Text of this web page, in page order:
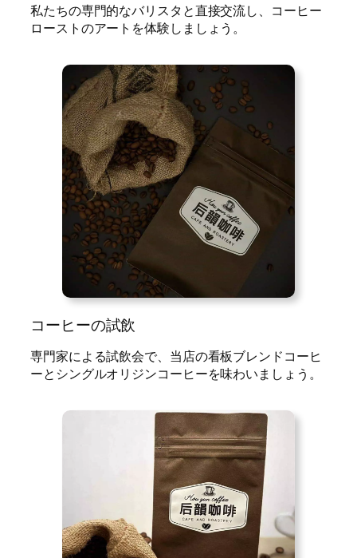
私たちの専門的なバリスタと直接交流し、コーヒー
ローストのアートを体験しましょう。
コーヒーの試飲
専門家による試飲会で、当店の看板ブレンドコーヒ
ーとシングルオリジンコーヒーを味わいましょう。